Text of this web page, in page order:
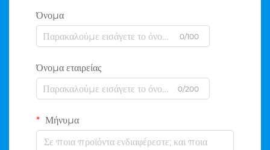
Όνομα
0/100
Όνομα εταιρείας
0/200
Μήνυμα